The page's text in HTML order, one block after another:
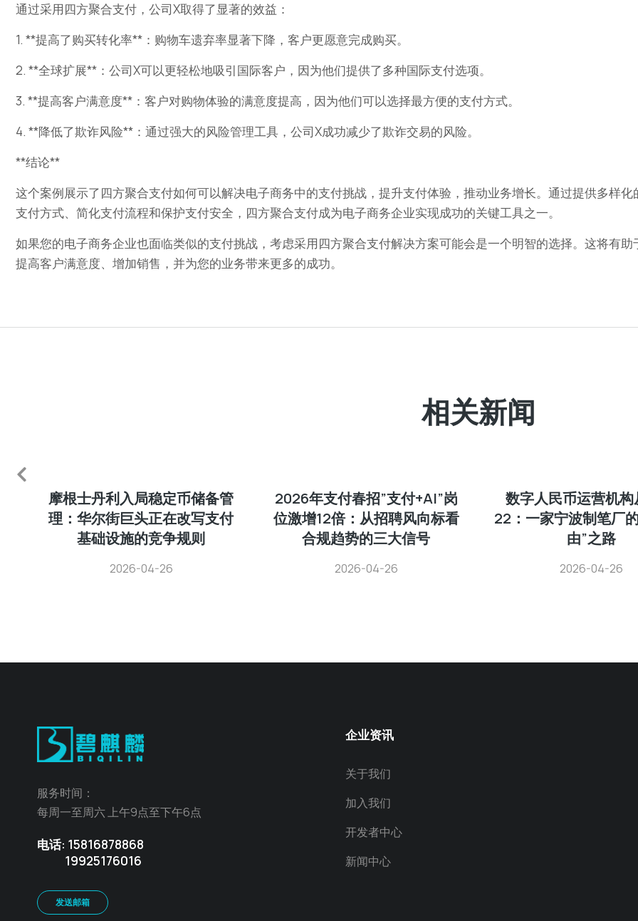
通过采用四方聚合支付，公司X取得了显著的效益：
1. **提高了购买转化率**：购物车遗弃率显著下降，客户更愿意完成购买。
2. **全球扩展**：公司X可以更轻松地吸引国际客户，因为他们提供了多种国际支付选项。
3. **提高客户满意度**：客户对购物体验的满意度提高，因为他们可以选择最方便的支付方式。
4. **降低了欺诈风险**：通过强大的风险管理工具，公司X成功减少了欺诈交易的风险。
**结论**
这个案例展示了四方聚合支付如何可以解决电子商务中的支付挑战，提升支付体验，推动业务增长。通过提供多样化
支付方式、简化支付流程和保护支付安全，四方聚合支付成为电子商务企业实现成功的关键工具之一。
如果您的电子商务企业也面临类似的支付挑战，考虑采用四方聚合支付解决方案可能会是一个明智的选择。这将有助
提高客户满意度、增加销售，并为您的业务带来更多的成功。
相关新闻
摩根士丹利入局稳定币储备管
理：华尔街巨头正在改写支付
基础设施的竞争规则
2026-04-26
2026年支付春招”支付+AI”岗
位激增12倍：从招聘风向标看
合规趋势的三大信号
2026-04-26
数字人民币运营机构
22：一家宁波制笔厂
由”之路
2026-04-26
服务时间：
每周一至周六 上午9点至下午6点
电话: 15816878868
19925176016
发送邮箱
企业资讯
关于我们
加入我们
开发者中心
新闻中心